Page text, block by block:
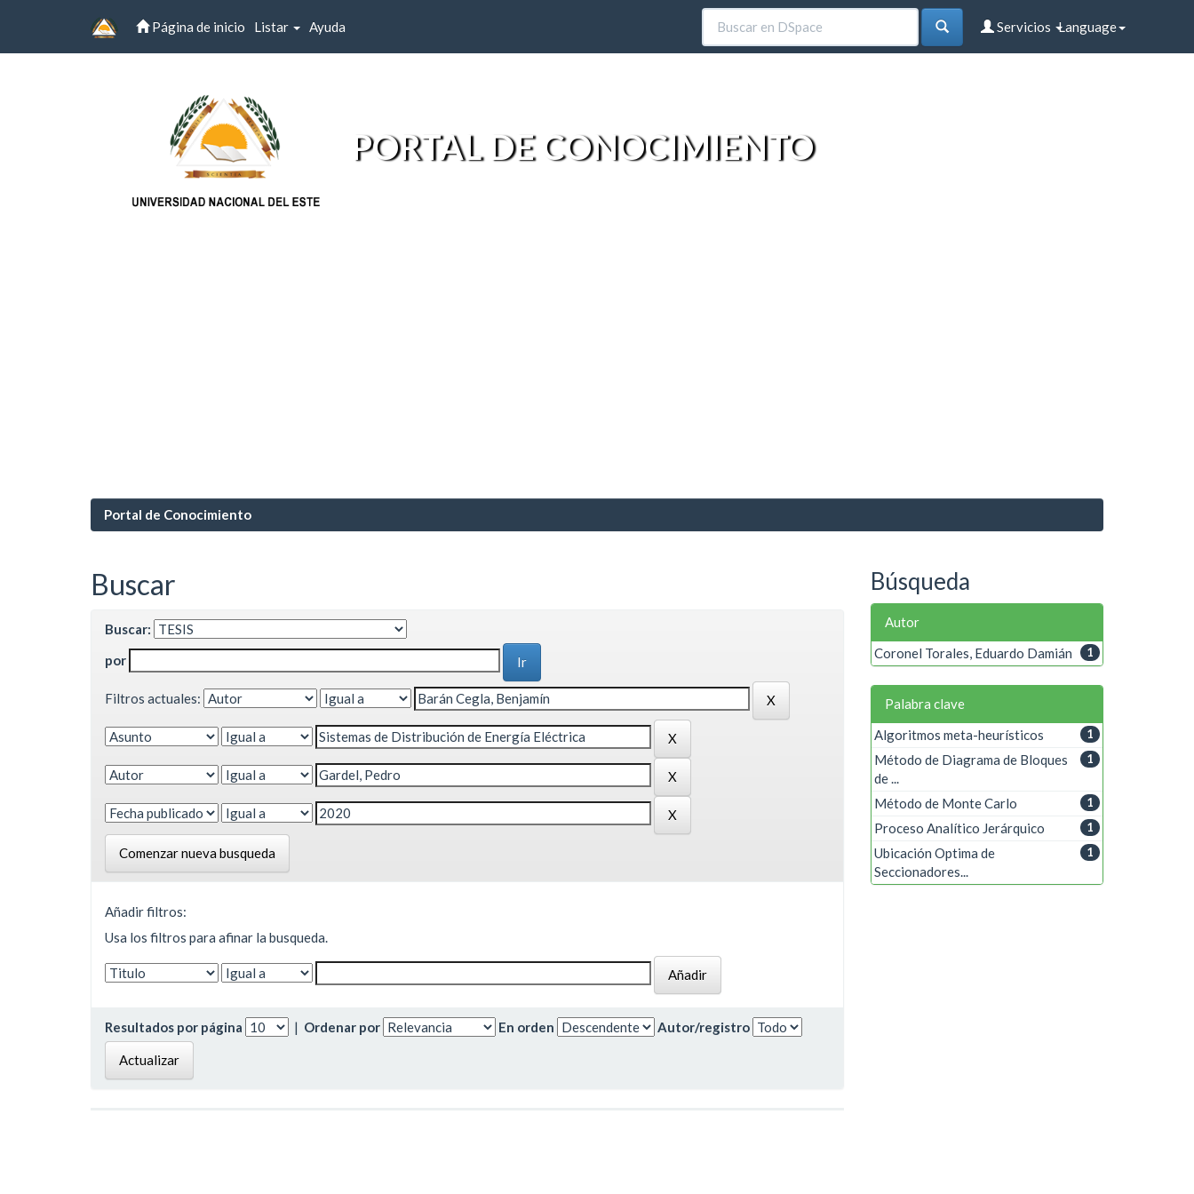
Página de inicio Listar Ayuda Language
Servicios
PORTAL DE CONOCIMIENTO
Portal de Conocimiento
Buscar
Buscar:
por
Filtros actuales:
Comenzar nueva busqueda
Añadir filtros:
Usa los filtros para afinar la busqueda.
Resultados por página | Ordenar por En orden Autor/registro
Búsqueda
Autor
1
Coronel Torales, Eduardo Damián
Palabra clave
1
Algoritmos meta-heurísticos
1
Método de Diagrama de Bloques
de ...
1
Método de Monte Carlo
1
Proceso Analítico Jerárquico
1
Ubicación Optima de
Seccionadores...